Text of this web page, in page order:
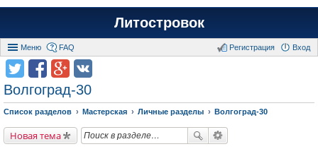
Литостровок
Меню FAQ Вход
Регистрация
Волгоград-30
Список разделов Мастерская Личные разделы Волгоград-30
Новая тема